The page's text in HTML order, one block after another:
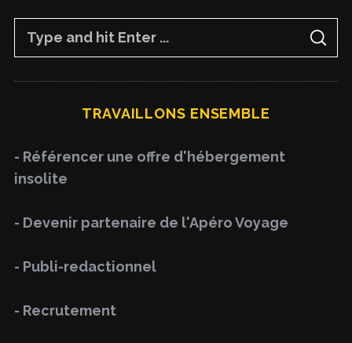
f
o
:
S
A
C
TRAVAILLONS ENSEMBLE
- Référencer une offre d'hébergement
insolite
- Devenir partenaire de l'Apéro Voyage
- Publi-redactionnel
- Recrutement